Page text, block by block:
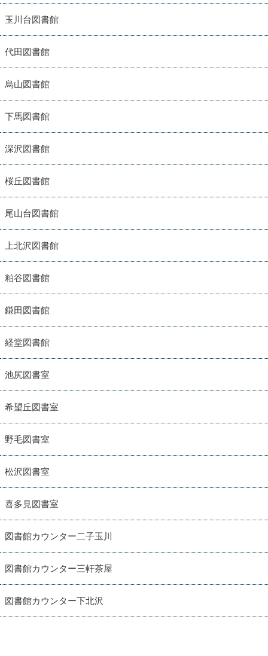
玉川台図書館
代田図書館
烏山図書館
下馬図書館
深沢図書館
桜丘図書館
尾山台図書館
上北沢図書館
粕谷図書館
鎌田図書館
経堂図書館
池尻図書室
希望丘図書室
野毛図書室
松沢図書室
喜多見図書室
図書館カウンター二子玉川
図書館カウンター三軒茶屋
図書館カウンター下北沢